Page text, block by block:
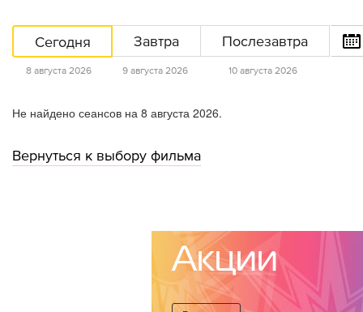
Сегодня
8 августа 2026
Завтра
9 августа 2026
Послезавтра
10 августа 2026
Не найдено сеансов на 8 августа 2026.
Вернуться к выбору фильма
Акции